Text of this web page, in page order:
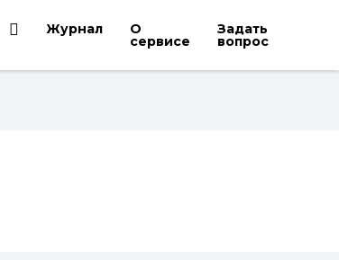
Журнал О
сервисе
Задать
вопрос